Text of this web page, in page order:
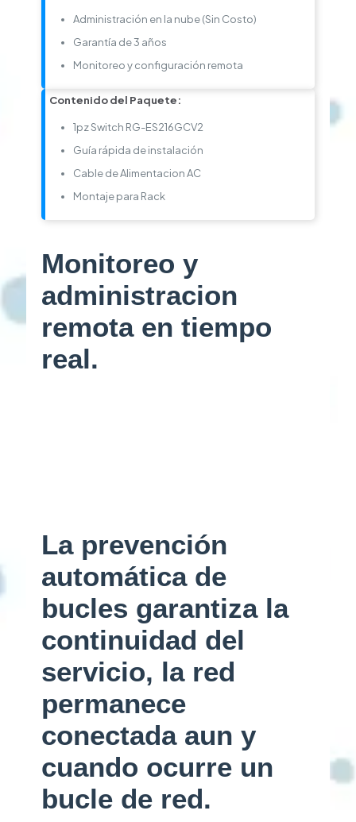
Administración en la nube (Sin Costo)
Garantía de 3 años
Monitoreo y configuración remota
Contenido del Paquete:
1pz Switch RG-ES216GCV2
Guía rápida de instalación
Cable de Alimentacion AC
Montaje para Rack
Monitoreo y
administracion
remota en tiempo
real.
La prevención
automática de
bucles garantiza la
continuidad del
servicio, la red
permanece
conectada aun y
cuando ocurre un
bucle de red.